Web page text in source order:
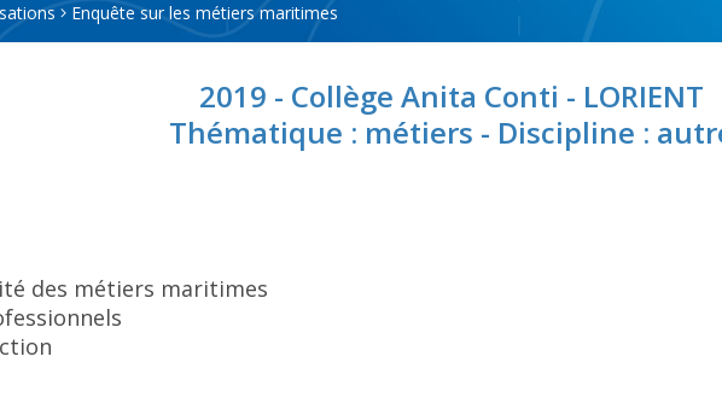
Enquête sur les métiers maritimes
2019 - Collège Anita Conti - LORIENT
Thématique : métiers - Discipline :
des métiers maritimes